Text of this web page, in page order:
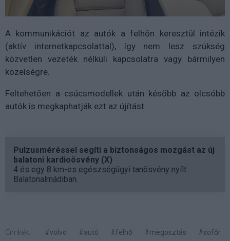
A kommunikációt az autók a felhőn keresztül intézik
(aktív internetkapcsolattal), így nem lesz szükség
közvetlen vezeték nélküli kapcsolatra vagy bármilyen
közelségre.
Feltehetően a csúcsmodellek után később az olcsóbb
autók is megkaphatják ezt az újítást.
Pulzusméréssel segíti a biztonságos mozgást az új
balatoni kardioösvény (X)
4 és egy 8 km-es egészségügyi tanösvény nyílt
Balatonalmádiban.
Címkék: #volvo #autó #felhő #megosztás
#sofőr